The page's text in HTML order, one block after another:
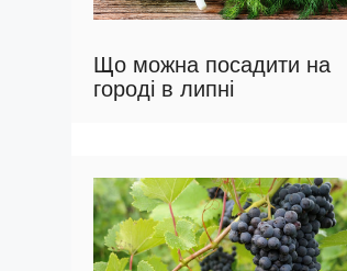
Що можна посадити на
городі в липні